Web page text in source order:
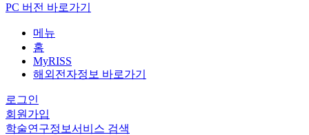
PC 버전 바로가기
메뉴
홈
MyRISS
해외전자정보 바로가기
로그인
회원가입
학술연구정보서비스 검색